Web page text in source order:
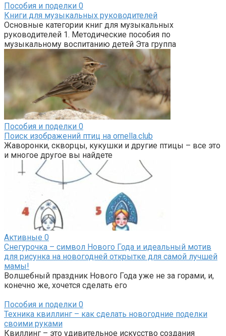
Пособия и поделки 0
Книги для музыкальных руководителей
Основные категории книг для музыкальных
руководителей 1. Методические пособия по
музыкальному воспитанию детей Эта группа
Пособия и поделки 0
Поиск изображений птиц на ornella.club
Жаворонки, скворцы, кукушки и другие птицы – все это
и многое другое вы найдете
Активные 0
Снегурочка – символ Нового Года и идеальный мотив
для рисунка на новогодней открытке для самой лучшей
мамы!
Волшебный праздник Нового Года уже не за горами, и,
конечно же, хочется сделать его
Пособия и поделки 0
Техника квиллинг – как сделать новогодние поделки
своими руками
Квиллинг – это удивительное искусство создания